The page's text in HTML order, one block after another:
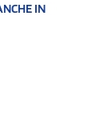
IN